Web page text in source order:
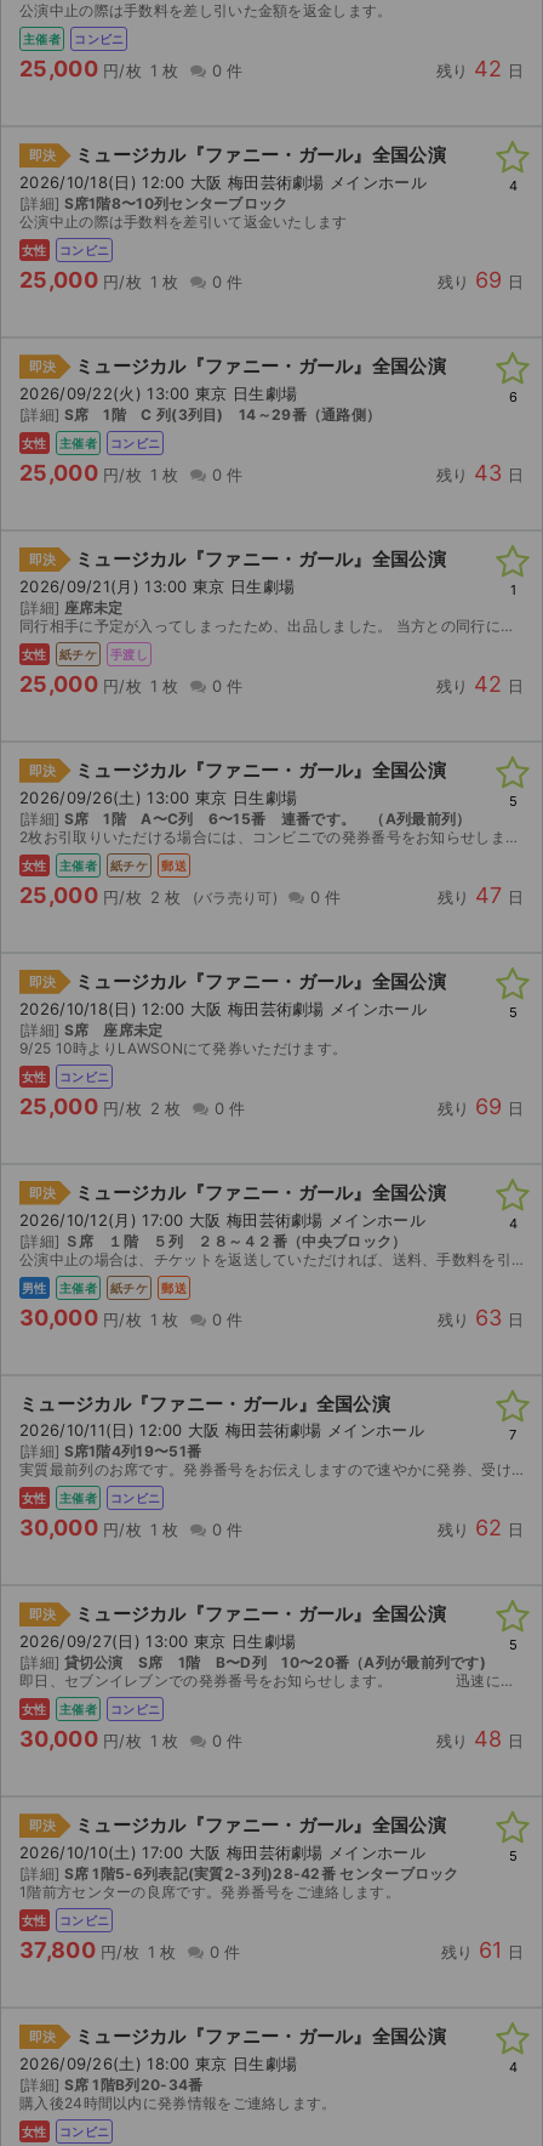
公演中止の際は手数料を差し引いた金額を返金します。
主催者 コンビニ
25,000 円/枚 1 枚 0 件 残り 42 日
即決 ミュージカル『ファニー・ガール』全国公演
2026/10/18(日) 12:00 大阪 梅田芸術劇場 メインホール
[詳細] S席1階8〜10列センターブロック
公演中止の際は手数料を差引いて返金いたします
女性 コンビニ
25,000 円/枚 1 枚 0 件 残り 69 日
4
即決 ミュージカル『ファニー・ガール』全国公演
2026/09/22(火) 13:00 東京 日生劇場
[詳細] S席 1階 C 列(3列目) 14～29番（通路側）
女性 主催者 コンビニ
25,000 円/枚 1 枚 0 件 残り 43 日
6
即決 ミュージカル『ファニー・ガール』全国公演
2026/09/21(月) 13:00 東京 日生劇場
[詳細] 座席未定
同行相手に予定が入ってしまったため、出品しました。 当方との同行になりますこと、ご了承ください。 座席はチケットが届き次第、お知らせさせていただきます。
女性 紙チケ 手渡し
25,000 円/枚 1 枚 0 件 残り 42 日
1
即決 ミュージカル『ファニー・ガール』全国公演
2026/09/26(土) 13:00 東京 日生劇場
[詳細] S席 1階 A〜C列 6〜15番 連番です。 （A列最前列）
2枚お引取りいただける場合には、コンビニでの発券番号をお知らせします。 1枚の場合にはこちらで発券してご郵送いたします。 万が一公演中止の際には、中止の発表があった日から10日以内にチケット返却...
女性 主催者 紙チケ 郵送
25,000 円/枚 2 枚 0 件 残り 47 日
5
即決 ミュージカル『ファニー・ガール』全国公演
2026/10/18(日) 12:00 大阪 梅田芸術劇場 メインホール
[詳細] S席 座席未定
9/25 10時よりLAWSONにて発券いただけます。
女性 コンビニ
25,000 円/枚 2 枚 0 件 残り 69 日
5
即決 ミュージカル『ファニー・ガール』全国公演
2026/10/12(月) 17:00 大阪 梅田芸術劇場 メインホール
[詳細] Ｓ席 １階 ５列 ２８～４２番（中央ブロック）
公演中止の場合は、チケットを返送していただければ、送料、手数料を引いて返金させていただきます。
男性 主催者 紙チケ 郵送
30,000 円/枚 1 枚 0 件 残り 63 日
4
ミュージカル『ファニー・ガール』全国公演
2026/10/11(日) 12:00 大阪 梅田芸術劇場 メインホール
[詳細] S席1階4列19〜51番
実質最前列のお席です。発券番号をお伝えしますので速やかに発券、受け取り通知をお願いいたします。公演中止の場合のみ手数料を差し引いた金額を返金いたします。
女性 主催者 コンビニ
30,000 円/枚 1 枚 0 件 残り 62 日
7
即決 ミュージカル『ファニー・ガール』全国公演
2026/09/27(日) 13:00 東京 日生劇場
[詳細] 貸切公演 S席 1階 B〜D列 10〜20番（A列が最前列です)
即日、セブンイレブンでの発券番号をお知らせします。 迅速に対応させていただきますのでよろしくお願いいたします 万が一公演中止の際には、中止の発表があった日から10日以内にチケット返却いた...
女性 主催者 コンビニ
30,000 円/枚 1 枚 0 件 残り 48 日
5
即決 ミュージカル『ファニー・ガール』全国公演
2026/10/10(土) 17:00 大阪 梅田芸術劇場 メインホール
[詳細] S席 1階5-6列表記(実質2-3列)28-42番 センターブロック
1階前方センターの良席です。発券番号をご連絡します。
女性 コンビニ
37,800 円/枚 1 枚 0 件 残り 61 日
5
即決 ミュージカル『ファニー・ガール』全国公演
2026/09/26(土) 18:00 東京 日生劇場
[詳細] S席 1階B列20-34番
購入後24時間以内に発券情報をご連絡します。
女性 コンビニ
4